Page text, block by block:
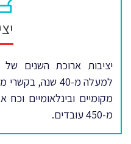
יציבות ארוכת השנים של
למעלה מ-40
מקומיים ובינלאומיים
מ-450 עובדים.